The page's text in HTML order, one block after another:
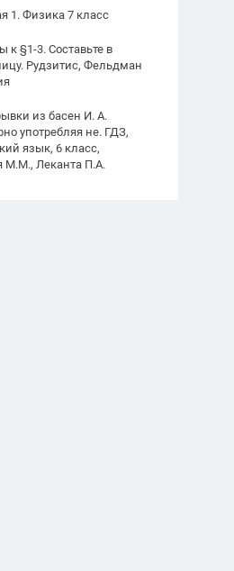
1. Физика 7 класс
к §1-3. Составьте в
Рудзитис, Фельдман
из басен И. А.
употребляя не. ГДЗ,
язык, 6 класс,
М.М., Леканта П.А.